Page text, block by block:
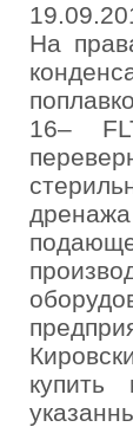
На
16–
купить